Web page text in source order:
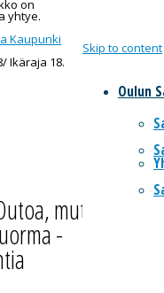
Skip to content
Oulun
on
yhtye.
Kaupunki
Ikäraja 18.
mutta
-